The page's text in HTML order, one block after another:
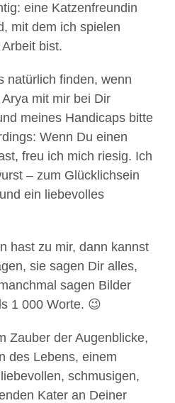
eine Katzenfreundin
mit dem ich spielen
bist.
natürlich finden, wenn
mit mir bei Dir
meines Handicaps bitte
Wenn Du einen
freu ich mich riesig. Ich
– zum Glücklichsein
ein liebevolles
hast zu mir, dann kannst
sie sagen Dir alles,
sagen Bilder
1 000 Worte. 😉
Zauber der Augenblicke,
des Lebens, einem
schmusigen,
Kater an Deiner